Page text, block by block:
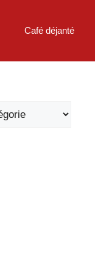
Café déjanté